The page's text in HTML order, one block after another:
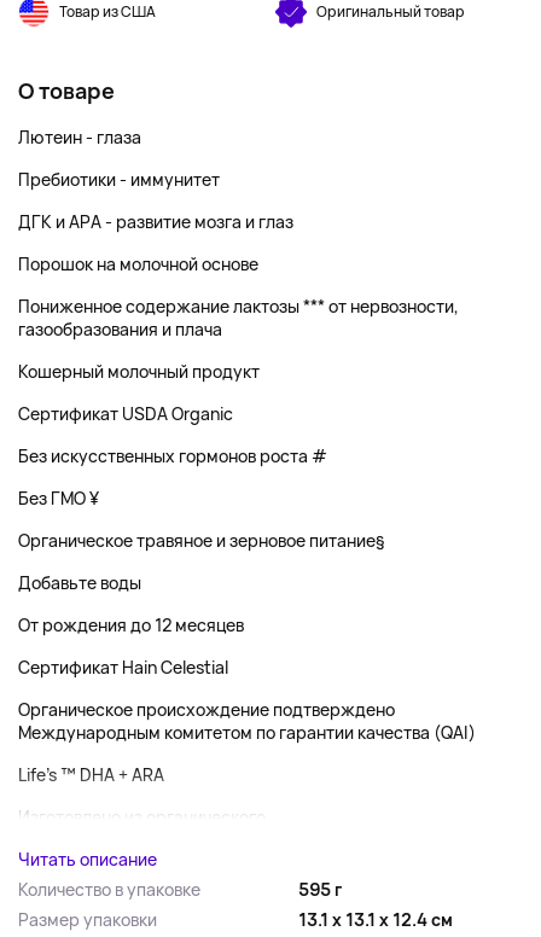
Товар из США Оригинальный товар
О товаре
Лютеин - глаза
Пребиотики - иммунитет
ДГК и АРА - развитие мозга и глаз
Порошок на молочной основе
Пониженное содержание лактозы *** от нервозности,
газообразования и плача
Кошерный молочный продукт
Сертификат USDA Organic
Без искусственных гормонов роста #
Без ГМО ¥
Органическое травяное и зерновое питание§
Добавьте воды
От рождения до 12 месяцев
Сертификат Hain Celestial
Органическое происхождение подтверждено
Международным комитетом по гарантии качества (QAI)
Life's ™ DHA + ARA
Изготовлено из органического...
Читать описание
Количество в упаковке
595 г
Размер упаковки
13.1 x 13.1 x 12.4 см